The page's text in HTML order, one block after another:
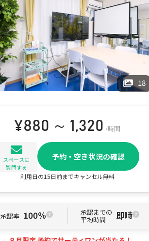
18
¥880 ～ 1,320 /時間
スペースに
質問する
予約・空き状況の確認
利用日の15日前までキャンセル無料
承認率 100% 承認までの
平均時間 即時